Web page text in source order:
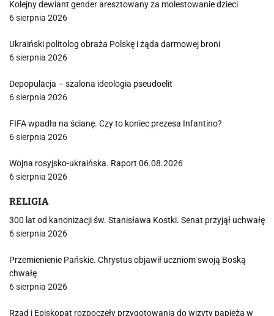
Kolejny dewiant gender aresztowany za molestowanie dzieci
6 sierpnia 2026
Ukraiński politolog obraża Polskę i żąda darmowej broni
6 sierpnia 2026
Depopulacja – szalona ideologia pseudoelit
6 sierpnia 2026
FIFA wpadła na ścianę. Czy to koniec prezesa Infantino?
6 sierpnia 2026
Wojna rosyjsko-ukraińska. Raport 06.08.2026
6 sierpnia 2026
RELIGIA
300 lat od kanonizacji św. Stanisława Kostki. Senat przyjął uchwałę
6 sierpnia 2026
Przemienienie Pańskie. Chrystus objawił uczniom swoją Boską
chwałę
6 sierpnia 2026
Rząd i Episkopat rozpoczęły przygotowania do wizyty papieża w